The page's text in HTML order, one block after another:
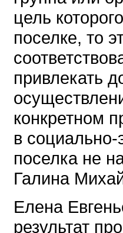
цель
поселке, то
привлекать
конкретном
в социально-
поселка не
Галина
Елена
результат